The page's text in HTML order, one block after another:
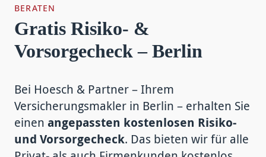
BERATEN
Gratis Risiko- &
Vorsorgecheck – Berlin
Bei Hoesch & Partner – Ihrem
Versicherungsmakler in Berlin – erhalten Sie
einen angepassten kostenlosen Risiko-
und Vorsorgecheck. Das bieten wir für alle